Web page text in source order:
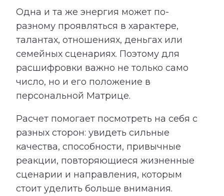
Одна и та же энергия может по-
разному проявляться в характере,
талантах, отношениях, деньгах или
семейных сценариях. Поэтому для
расшифровки важно не только само
число, но и его положение в
персональной Матрице.
Расчет помогает посмотреть на себя с
разных сторон: увидеть сильные
качества, способности, привычные
реакции, повторяющиеся жизненные
сценарии и направления, которым
стоит уделить больше внимания.